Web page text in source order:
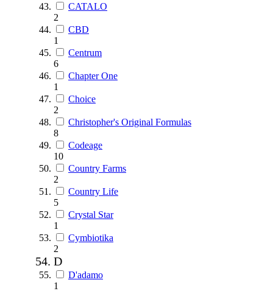
CATALO
2
CBD
1
Centrum
6
Chapter One
1
Choice
2
Christopher's Original Formulas
8
Codeage
10
Country Farms
2
Country Life
5
Crystal Star
1
Cymbiotika
2
D
D'adamo
1